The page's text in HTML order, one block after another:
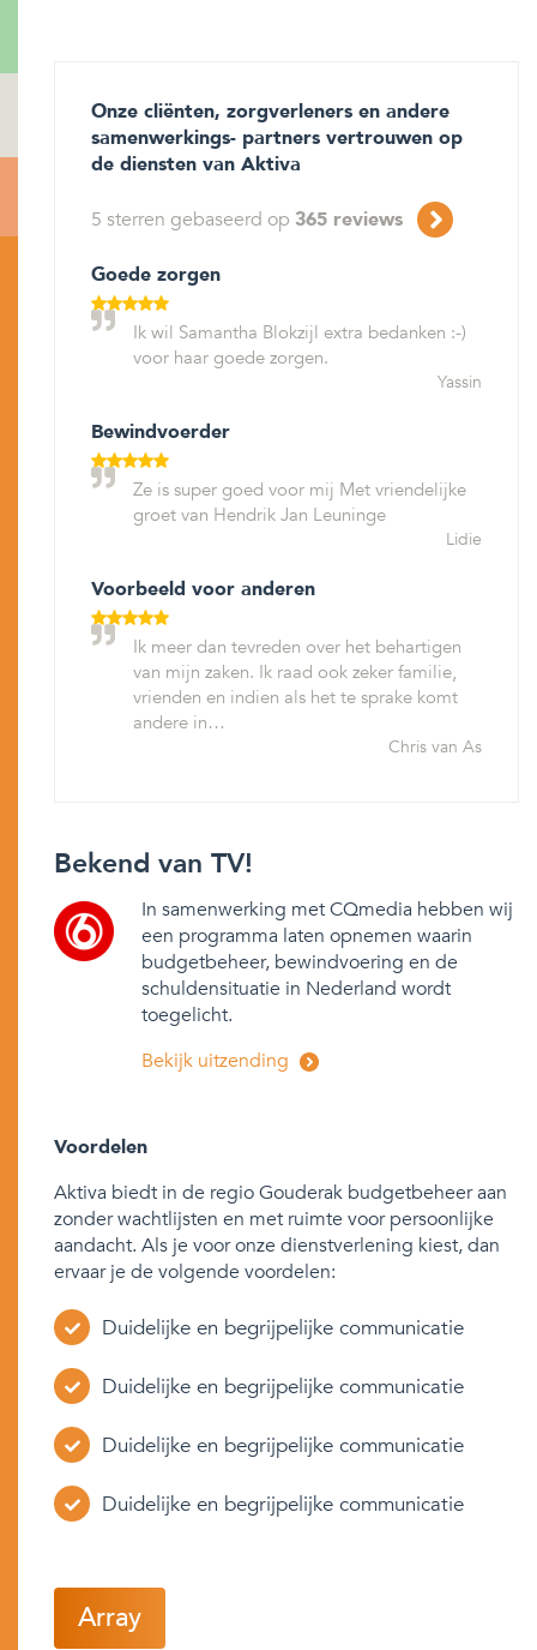
Onze cliënten, zorgverleners en andere
samenwerkings- partners vertrouwen op
de diensten van Aktiva
5 sterren gebaseerd op 365 reviews
Goede zorgen
Ik wil Samantha Blokzijl extra bedanken :-)
voor haar goede zorgen.
Yassin
Bewindvoerder
Ze is super goed voor mij Met vriendelijke
groet van Hendrik Jan Leuninge
Lidie
Voorbeeld voor anderen
Ik meer dan tevreden over het behartigen
van mijn zaken. Ik raad ook zeker familie,
vrienden en indien als het te sprake komt
andere in…
Chris van As
Bekend van TV!
In samenwerking met CQmedia hebben wij
een programma laten opnemen waarin
budgetbeheer, bewindvoering en de
schuldensituatie in Nederland wordt
toegelicht.
Bekijk uitzending
Voordelen
Aktiva biedt in de regio Gouderak budgetbeheer aan
zonder wachtlijsten en met ruimte voor persoonlijke
aandacht. Als je voor onze dienstverlening kiest, dan
ervaar je de volgende voordelen:
Duidelijke en begrijpelijke communicatie
Duidelijke en begrijpelijke communicatie
Duidelijke en begrijpelijke communicatie
Duidelijke en begrijpelijke communicatie
Array